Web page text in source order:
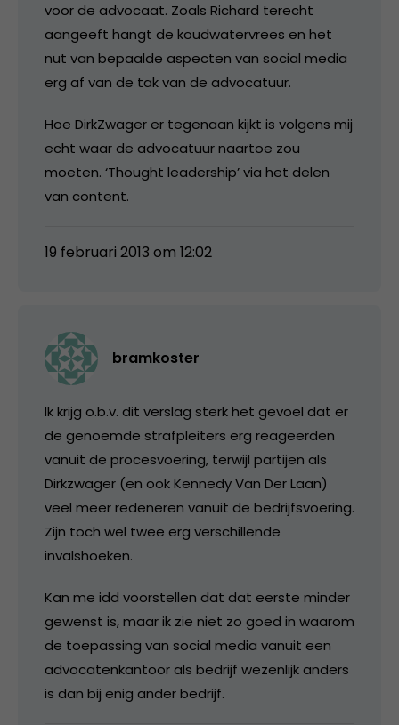
voor de advocaat. Zoals Richard terecht
aangeeft hangt de koudwatervrees en het
nut van bepaalde aspecten van social media
erg af van de tak van de advocatuur.
Hoe DirkZwager er tegenaan kijkt is volgens mij
echt waar de advocatuur naartoe zou
moeten. ‘Thought leadership’ via het delen
van content.
19 februari 2013 om 12:02
bramkoster
Ik krijg o.b.v. dit verslag sterk het gevoel dat er
de genoemde strafpleiters erg reageerden
vanuit de procesvoering, terwijl partijen als
Dirkzwager (en ook Kennedy Van Der Laan)
veel meer redeneren vanuit de bedrijfsvoering.
Zijn toch wel twee erg verschillende
invalshoeken.
Kan me idd voorstellen dat dat eerste minder
gewenst is, maar ik zie niet zo goed in waarom
de toepassing van social media vanuit een
advocatenkantoor als bedrijf wezenlijk anders
is dan bij enig ander bedrijf.